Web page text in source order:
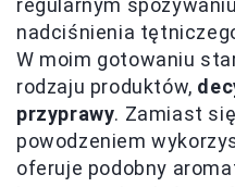
regularnym
nadciśnienia
W moim gotowaniu
rodzaju produktów,
przyprawy. Zamiast
powodzeniem
oferuje podobny